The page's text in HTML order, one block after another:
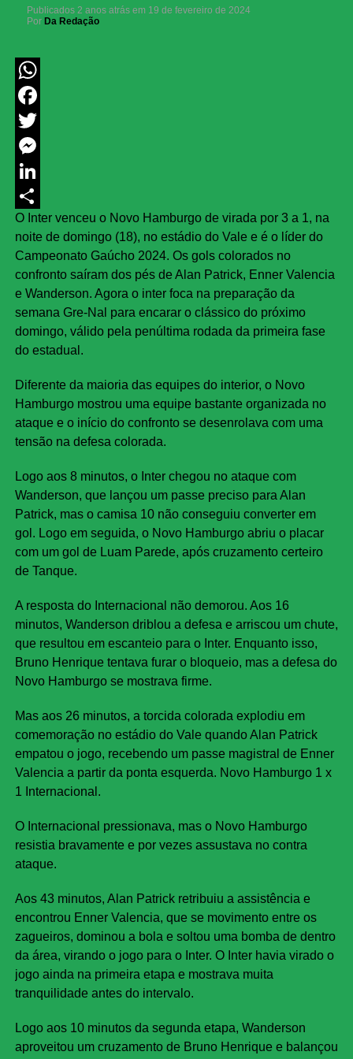
Publicados 2 anos atrás em 19 de fevereiro de 2024
Por Da Redação
WhatsApp
Facebook
Twitter
Messenger
LinkedIn
Share
O Inter venceu o Novo Hamburgo de virada por 3 a 1, na
noite de domingo (18), no estádio do Vale e é o líder do
Campeonato Gaúcho 2024. Os gols colorados no
confronto saíram dos pés de Alan Patrick, Enner Valencia
e Wanderson. Agora o inter foca na preparação da
semana Gre-Nal para encarar o clássico do próximo
domingo, válido pela penúltima rodada da primeira fase
do estadual.
Diferente da maioria das equipes do interior, o Novo
Hamburgo mostrou uma equipe bastante organizada no
ataque e o início do confronto se desenrolava com uma
tensão na defesa colorada.
Logo aos 8 minutos, o Inter chegou no ataque com
Wanderson, que lançou um passe preciso para Alan
Patrick, mas o camisa 10 não conseguiu converter em
gol. Logo em seguida, o Novo Hamburgo abriu o placar
com um gol de Luam Parede, após cruzamento certeiro
de Tanque.
A resposta do Internacional não demorou. Aos 16
minutos, Wanderson driblou a defesa e arriscou um chute,
que resultou em escanteio para o Inter. Enquanto isso,
Bruno Henrique tentava furar o bloqueio, mas a defesa do
Novo Hamburgo se mostrava firme.
Mas aos 26 minutos, a torcida colorada explodiu em
comemoração no estádio do Vale quando Alan Patrick
empatou o jogo, recebendo um passe magistral de Enner
Valencia a partir da ponta esquerda. Novo Hamburgo 1 x
1 Internacional.
O Internacional pressionava, mas o Novo Hamburgo
resistia bravamente e por vezes assustava no contra
ataque.
Aos 43 minutos, Alan Patrick retribuiu a assistência e
encontrou Enner Valencia, que se movimento entre os
zagueiros, dominou a bola e soltou uma bomba de dentro
da área, virando o jogo para o Inter. O Inter havia virado o
jogo ainda na primeira etapa e mostrava muita
tranquilidade antes do intervalo.
Logo aos 10 minutos da segunda etapa, Wanderson
aproveitou um cruzamento de Bruno Henrique e balançou